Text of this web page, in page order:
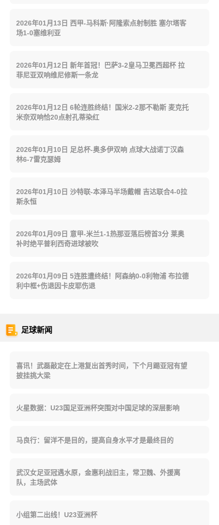
2026年01月13日 西甲-马科斯·阿隆索点射制胜 塞尔塔客
场1-0塞维利亚
2026年01月12日 新年首冠！巴萨3-2皇马卫冕西超杯 拉
菲尼亚双响维尼修斯一条龙
2026年01月12日 6轮连胜终结！国米2-2那不勒斯 麦克托
米奈双响恰20点射孔蒂染红
2026年01月10日 足总杯-奥多伊双响 点球大战诺丁汉森
林6-7雷克瑟姆
2026年01月10日 沙特联-本泽马半场戴帽 吉达联合4-0拉
斯永恒
2026年01月09日 意甲-米兰1-1热那亚落后榜首3分 莱奥
补时绝平普利西奇进球被吹
2026年01月09日 5连胜遭终结！阿森纳0-0利物浦 布拉德
利中框+伤退因卡皮耶伤退
足球新闻
喜讯！武磊敲定在上港复出首秀时间，下个月踢亚冠有望
披挂挑大梁
火星数据：U23国足亚洲杯突围对中国足球的深层影响
马良行：留洋不是目的，提高自身水平才是最终目的
武汉女足亚冠遇水原，金惠利战旧主，常卫魏、外援离
队，主场武体
小组第二出线！U23亚洲杯